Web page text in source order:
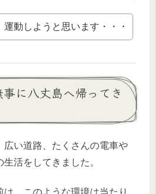
運動しようと思います・・・
に八丈島へ帰ってき
広い道路、たくさんの電車や
活をしてきました。